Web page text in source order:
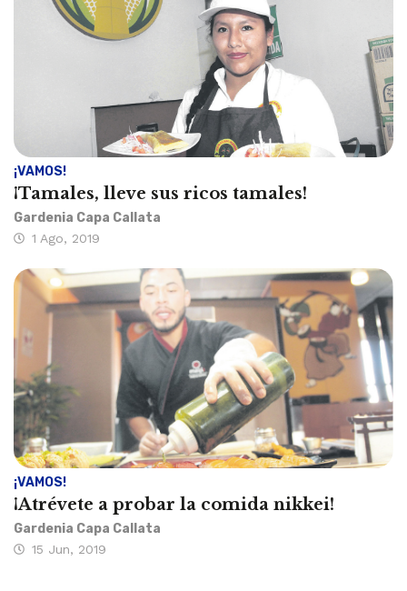
¡VAMOS!
¡Tamales, lleve sus ricos tamales!
Gardenia Capa Callata
1 Ago, 2019
¡VAMOS!
¡Atrévete a probar la comida nikkei!
Gardenia Capa Callata
15 Jun, 2019